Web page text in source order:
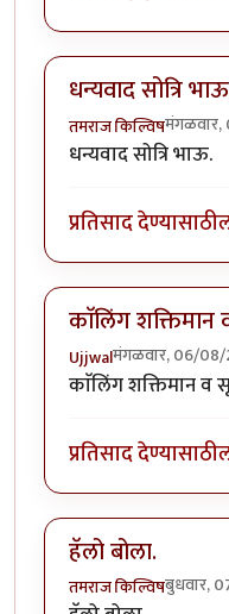
धन्यवाद सोत्रि
तमराज किल्विष
धन्यवाद सोत्रि भाऊ.
प्रतिसाद देण्यासाठी
काॅलिंग शक्तिमान
Ujjwalमंगळवार, 06/08/
काॅलिंग शक्तिमान व
प्रतिसाद देण्यासाठी
हॅलो बोला.
तमराज किल्विषबुधवार,